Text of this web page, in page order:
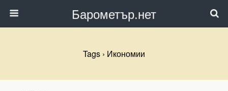
Барометър.нет
Tags › Икономии